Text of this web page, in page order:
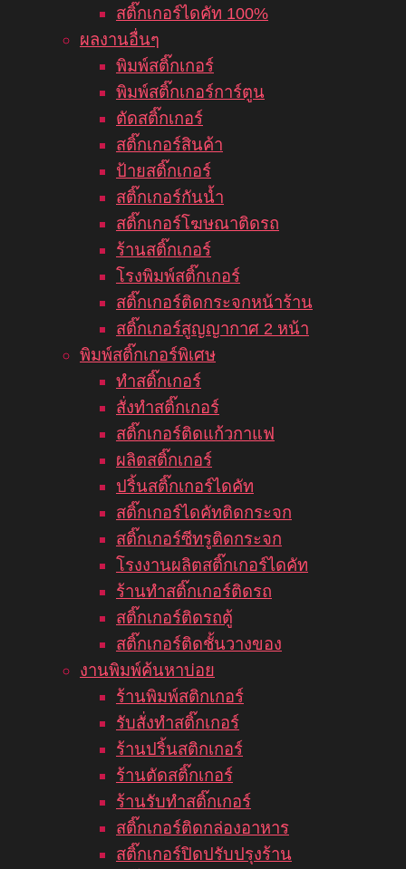
สติ๊กเกอร์ไดคัท 100%
ผลงานอื่นๆ
พิมพ์สติ๊กเกอร์
พิมพ์สติ๊กเกอร์การ์ตูน
ตัดสติ๊กเกอร์
สติ๊กเกอร์สินค้า
ป้ายสติ๊กเกอร์
สติ๊กเกอร์กันน้ำ
สติ๊กเกอร์โฆษณาติดรถ
ร้านสติ๊กเกอร์
โรงพิมพ์สติ๊กเกอร์
สติ๊กเกอร์ติดกระจกหน้าร้าน
สติ๊กเกอร์สูญญากาศ 2 หน้า
พิมพ์สติ๊กเกอร์พิเศษ
ทำสติ๊กเกอร์
สั่งทำสติ๊กเกอร์
สติ๊กเกอร์ติดแก้วกาแฟ
ผลิตสติ๊กเกอร์
ปริ้นสติ๊กเกอร์ไดคัท
สติ๊กเกอร์ไดคัทติดกระจก
สติ๊กเกอร์ซีทรูติดกระจก
โรงงานผลิตสติ๊กเกอร์ไดคัท
ร้านทำสติ๊กเกอร์ติดรถ
สติ๊กเกอร์ติดรถตู้
สติ๊กเกอร์ติดชั้นวางของ
งานพิมพ์ค้นหาบ่อย
ร้านพิมพ์สติกเกอร์
รับสั่งทำสติ๊กเกอร์
ร้านปริ้นสติกเกอร์
ร้านตัดสติ๊กเกอร์
ร้านรับทำสติ๊กเกอร์
สติ๊กเกอร์ติดกล่องอาหาร
สติ๊กเกอร์ปิดปรับปรุงร้าน